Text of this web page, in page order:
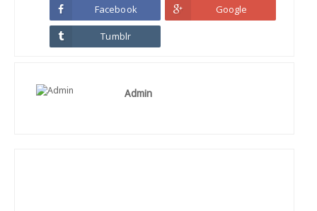
Facebook Google
Tumblr
Admin